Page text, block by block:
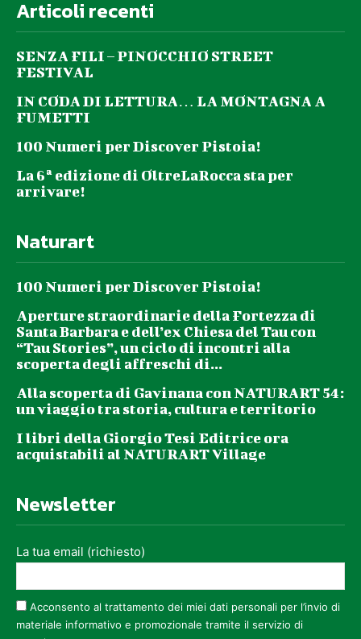
Articoli recenti
SENZA FILI – PINOCCHIO STREET
FESTIVAL
IN CODA DI LETTURA… LA MONTAGNA A
FUMETTI
100 Numeri per Discover Pistoia!
La 6ª edizione di OltreLaRocca sta per
arrivare!
Naturart
100 Numeri per Discover Pistoia!
Aperture straordinarie della Fortezza di
Santa Barbara e dell’ex Chiesa del Tau con
“Tau Stories”, un ciclo di incontri alla
scoperta degli affreschi di...
Alla scoperta di Gavinana con NATURART 54:
un viaggio tra storia, cultura e territorio
I libri della Giorgio Tesi Editrice ora
acquistabili al NATURART Village
Newsletter
La tua email (richiesto)
Acconsento al trattamento dei miei dati personali per l’invio di
materiale informativo e promozionale tramite il servizio di